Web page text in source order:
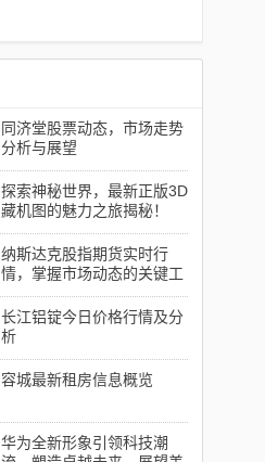
同济堂股票动态，市场走势
分析与展望
探索神秘世界，最新正版3D
藏机图的魅力之旅揭秘！
纳斯达克股指期货实时行
情，掌握市场动态的关键工
具
长江铝锭今日价格行情及分
析
容城最新租房信息概览
华为全新形象引领科技潮